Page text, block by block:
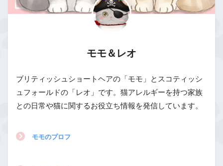
モモ＆レオ
ブリティッシュショートヘアの「モモ」とスコティッシ
ュフォールドの「レオ」です。猫アレルギーを持つ家族
との日常や猫に関するお役立ち情報を発信しています。
モモのプロフ